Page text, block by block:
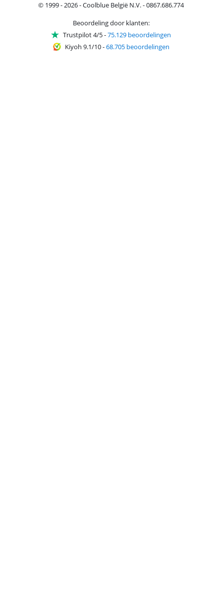
© 1999 - 2026 - Coolblue België N.V. - 0867.686.774
Beoordeling door klanten:
Trustpilot 4/5-75.129 beoordelingen
Kiyoh 9.1/10-68.705 beoordelingen